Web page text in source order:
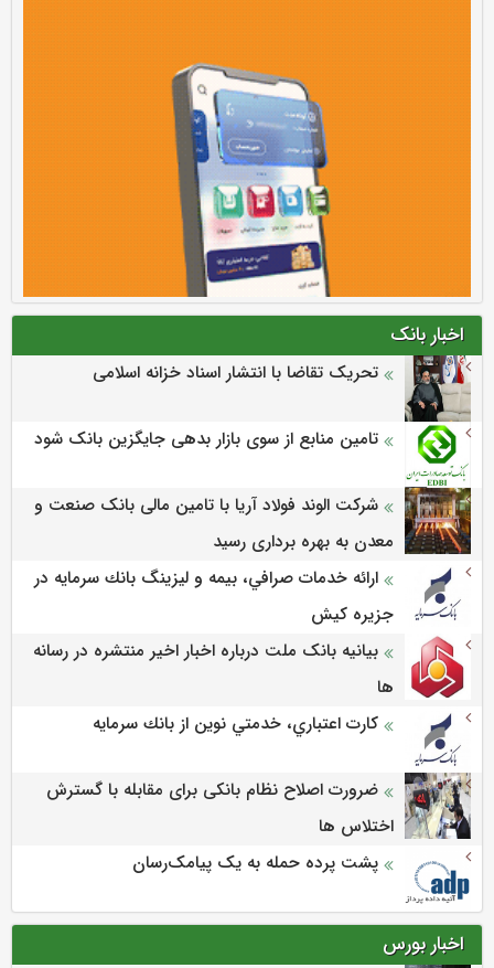
اخبار بانک
تحریک تقاضا با انتشار اسناد خزانه اسلامی
تامین منابع از سوی بازار بدهی جایگزین بانک شود
شرکت الوند فولاد آریا با تامین مالی بانک صنعت و
معدن به بهره برداری رسید
ارائه خدمات صرافي، بيمه و ليزينگ بانك سرمايه در
جزيره كيش
بیانیه بانک ملت درباره اخبار اخیر منتشره در رسانه
ها
كارت اعتباري، خدمتي نوين از بانك سرمايه
ضرورت اصلاح نظام بانکی برای مقابله با گسترش
اختلاس ها
پشت پرده حمله به یک پیامک‌رسان
اخبار بورس